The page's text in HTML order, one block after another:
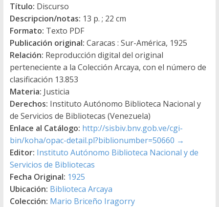
Título: Discurso
Descripcion/notas: 13 p. ; 22 cm
Formato: Texto PDF
Publicación original: Caracas : Sur-América, 1925
Relación: Reproducción digital del original
perteneciente a la Colección Arcaya, con el número de
clasificación 13.853
Materia: Justicia
Derechos: Instituto Autónomo Biblioteca Nacional y
de Servicios de Bibliotecas (Venezuela)
Enlace al Catálogo: http://sisbiv.bnv.gob.ve/cgi-
bin/koha/opac-detail.pl?biblionumber=50660 →
Editor: Instituto Autónomo Biblioteca Nacional y de
Servicios de Bibliotecas
Fecha Original: 1925
Ubicación: Biblioteca Arcaya
Colección: Mario Briceño Iragorry